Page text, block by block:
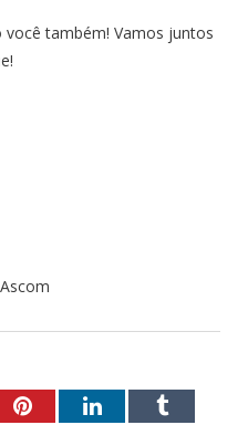
você também! Vamos juntos
PinterestLinkedInTumblr